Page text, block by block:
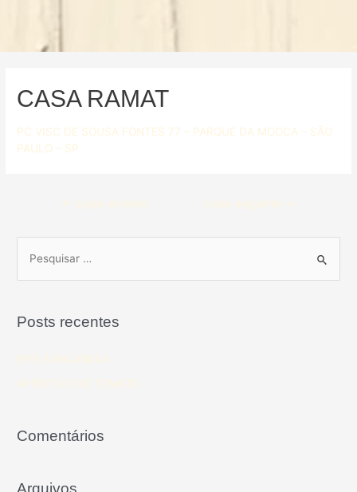
CASA RAMAT
PC VISC DE SOUSA FONTES 77 – PARQUE DA MOOCA – SÃO
PAULO – SP
← Lojas anterior Lojas seguinte →
Posts recentes
BIFE À MILANESA
APERITIVO DE TOMATE
Comentários